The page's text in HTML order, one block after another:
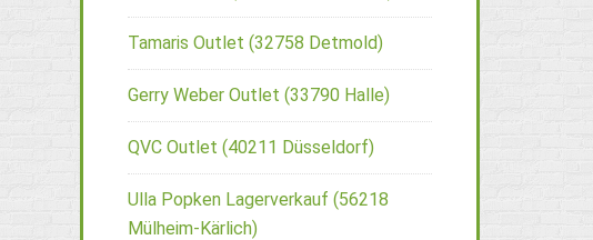
Tamaris Outlet (32758 Detmold)
Gerry Weber Outlet (33790 Halle)
QVC Outlet (40211 Düsseldorf)
Ulla Popken Lagerverkauf (56218
Mülheim-Kärlich)